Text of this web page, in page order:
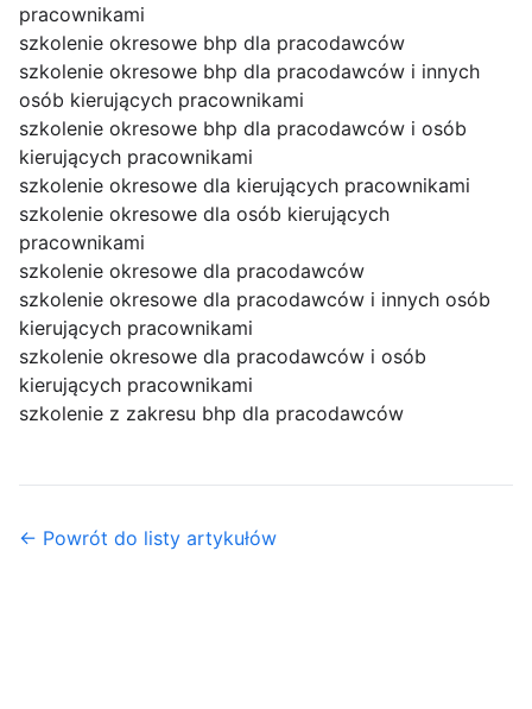
pracownikami
szkolenie okresowe bhp dla pracodawców
szkolenie okresowe bhp dla pracodawców i innych
osób kierujących pracownikami
szkolenie okresowe bhp dla pracodawców i osób
kierujących pracownikami
szkolenie okresowe dla kierujących pracownikami
szkolenie okresowe dla osób kierujących
pracownikami
szkolenie okresowe dla pracodawców
szkolenie okresowe dla pracodawców i innych osób
kierujących pracownikami
szkolenie okresowe dla pracodawców i osób
kierujących pracownikami
szkolenie z zakresu bhp dla pracodawców
← Powrót do listy artykułów